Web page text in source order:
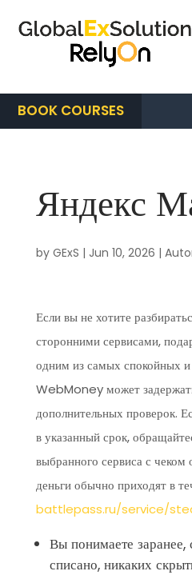
BOOK COURSES
Яндекс
by GExS | Jun 10, 2026 |
Если вы не хотите
сторонними сервисами,
одним из самых спокойных и
WebMoney может
дополнительных проверок.
в указанный срок,
выбранного сервиса с
деньги обычно приходят в
battlepass.ru/service/
Вы понимаете заранее,
списано, никаких